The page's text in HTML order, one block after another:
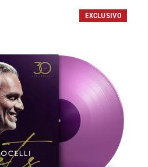
EXCLUSIVO